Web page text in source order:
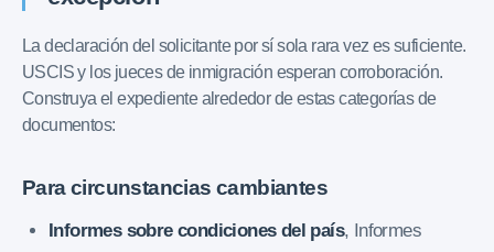
La declaración del solicitante por sí sola rara vez es suficiente.
USCIS y los jueces de inmigración esperan corroboración.
Construya el expediente alrededor de estas categorías de
documentos:
Para circunstancias cambiantes
Informes sobre condiciones del país, Informes